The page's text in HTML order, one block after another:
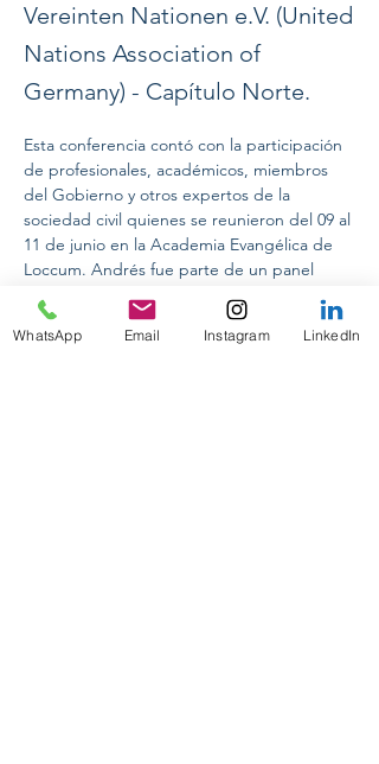
Vereinten Nationen e.V. (United
Nations Association of
Germany) - Capítulo Norte.
Esta conferencia contó con la participación
de profesionales, académicos, miembros
del Gobierno y otros expertos de la
sociedad civil quienes se reunieron del 09 al
11 de junio en la Academia Evangélica de
Loccum. Andrés fue parte de un panel
conformado por Vanessa Vohs de Alemania,
Aisha Khurram de Afganistán y Karin
Johnston de Estados Unidos para discutir
WhatsApp Email Instagram LinkedIn